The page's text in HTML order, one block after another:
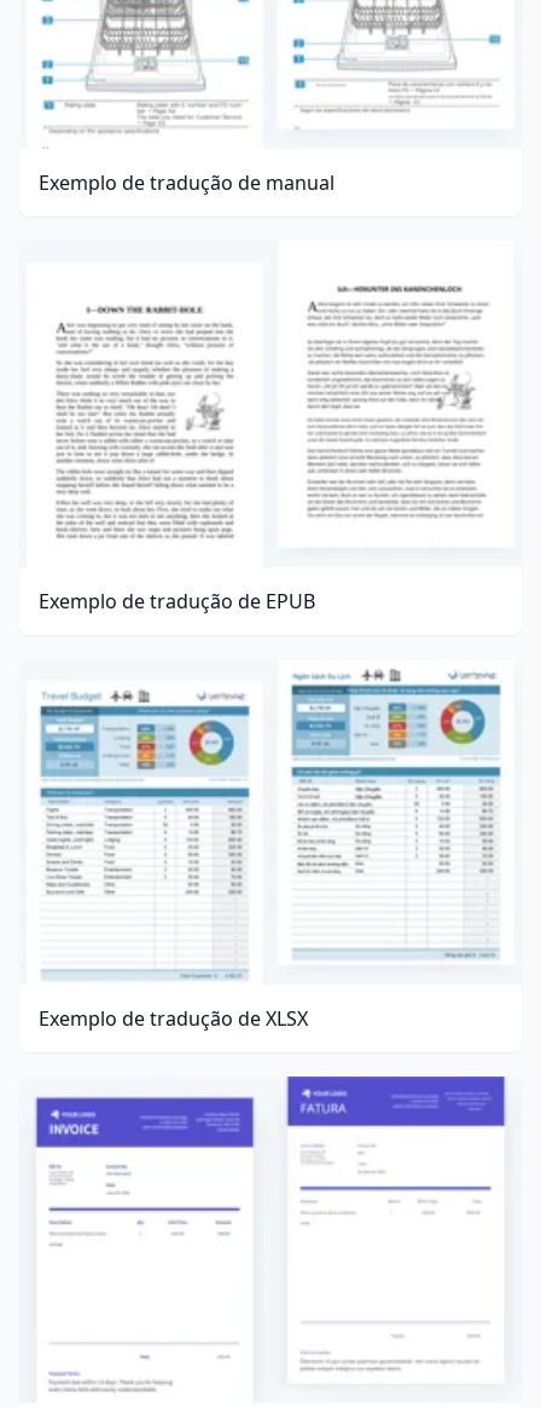
Exemplo de tradução de manual
Exemplo de tradução de EPUB
Exemplo de tradução de XLSX